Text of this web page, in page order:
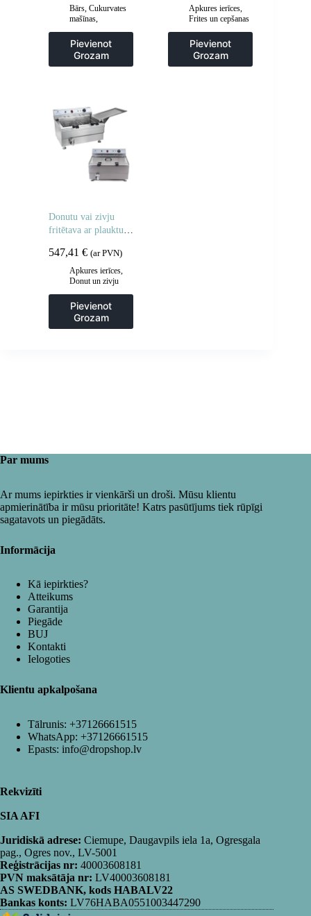
Bārs Cukurvates
mašīnas
Pievienot
Grozam
Apkures ierīces
Frites un cepšanas
Gastronomija
Piederumi
ceptuvēm,Virtuve
Pievienot
Grozam
Donutu vai zivju
fritētava ar plauktu,
547,41 € (ar PVN)
Apkures ierīces,
Donut un zivju
cepšanas iekārtas
Gastronomija
Virtuve
Pievienot
Grozam
Par mums
Ar mums iepirkties ir vienkārši un droši. Mūsu klientu
apmierinātība ir mūsu prioritāte! Katrs pasūtījums tiek rūpīgi
sagatavots un piegādāts.
Informācija
Kā iepirkties?
Atteikums
Garantija
Piegāde
BUJ
Kontakti
Ielogoties
Klientu apkalpošana
Tālrunis: +37126661515
WhatsApp: +37126661515
Epasts: info@dropshop.lv
Rekvizīti
SIA AFI
Juridiskā adrese: Ciemupe, Daugavpils iela 1a, Ogresgala
pag., Ogres nov., LV-5001
Reģistrācijas nr: 40003608181
PVN maksātāja nr: LV40003608181
AS SWEDBANK, kods HABALV22
Bankas konts: LV76HABA0551003447290